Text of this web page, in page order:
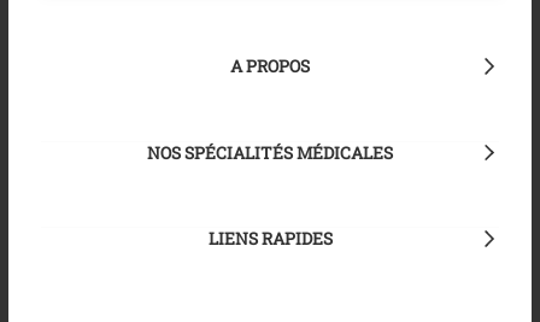
A PROPOS
NOS SPÉCIALITÉS MÉDICALES
LIENS RAPIDES